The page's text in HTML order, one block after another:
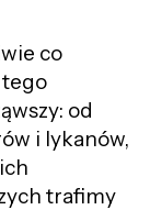
co
tego
od
i lykanów,
trafimy